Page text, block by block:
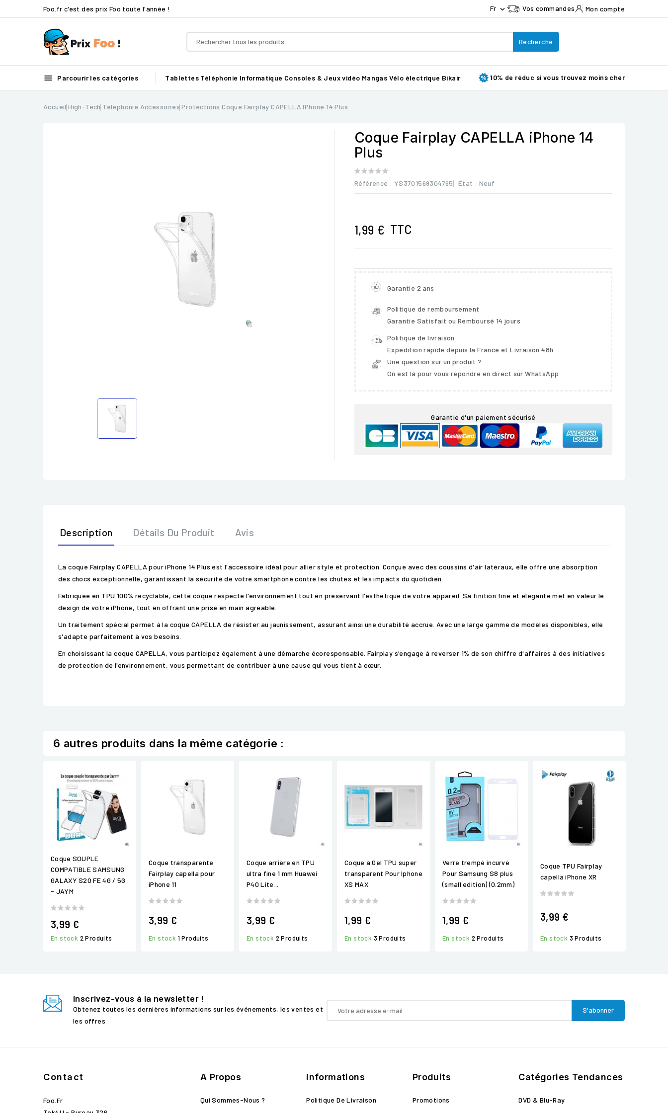
Foo.fr c'est des prix Foo toute l'année ! Fr  Vos commandes Mon compte
Recherche
 Parcourir les catégories Tablettes Téléphonie Informatique Consoles & Jeux vidéo Mangas Vélo électrique Bikair 10% de réduc si vous trouvez moins cher
Accueil High-Tech Téléphonie Accessoires Protections Coque Fairplay CAPELLA IPhone 14 Plus
Coque Fairplay CAPELLA iPhone 14
Plus
Référence : YS3701569304765 État : Neuf
1,99 € TTC
Garantie 2 ans
Politique de remboursement
Garantie Satisfait ou Remboursé 14 jours
Politique de livraison
Expédition rapide depuis la France et Livraison 48h
Une question sur un produit ?
On est là pour vous répondre en direct sur WhatsApp
Garantie d'un paiement sécurisé
Description Détails Du Produit Avis
La coque Fairplay CAPELLA pour iPhone 14 Plus est l'accessoire idéal pour allier style et protection. Conçue avec des coussins d'air latéraux, elle offre une absorption
des chocs exceptionnelle, garantissant la sécurité de votre smartphone contre les chutes et les impacts du quotidien.
Fabriquée en TPU 100% recyclable, cette coque respecte l'environnement tout en préservant l'esthétique de votre appareil. Sa finition fine et élégante met en valeur le
design de votre iPhone, tout en offrant une prise en main agréable.
Un traitement spécial permet à la coque CAPELLA de résister au jaunissement, assurant ainsi une durabilité accrue. Avec une large gamme de modèles disponibles, elle
s'adapte parfaitement à vos besoins.
En choisissant la coque CAPELLA, vous participez également à une démarche écoresponsable. Fairplay s'engage à reverser 1% de son chiffre d'affaires à des initiatives
de protection de l'environnement, vous permettant de contribuer à une cause qui vous tient à cœur.
6 autres produits dans la même catégorie :
Coque SOUPLE
COMPATIBLE SAMSUNG
GALAXY S20 FE 4G / 5G
- JAYM
3,99 €
En stock 2 Produits
Coque transparente
Fairplay capella pour
iPhone 11
3,99 €
En stock 1 Produits
Coque arrière en TPU
ultra fine 1 mm Huawei
P40 Lite...
3,99 €
En stock 2 Produits
Coque à Gel TPU super
transparent Pour Iphone
XS MAX
1,99 €
En stock 3 Produits
Verre trempé incurvé
Pour Samsung S8 plus
(small edition) (0.2mm)
1,99 €
En stock 2 Produits
Coque TPU Fairplay
capella iPhone XR
3,99 €
En stock 3 Produits
Inscrivez-vous à la newsletter !
Obtenez toutes les dernières informations sur les événements, les ventes et
les offres
Contact
Foo.fr
A Propos
Qui Sommes-Nous ?
Informations
Politique De Livraison
Produits
Promotions
Catégories Tendances
DVD & Blu-Ray